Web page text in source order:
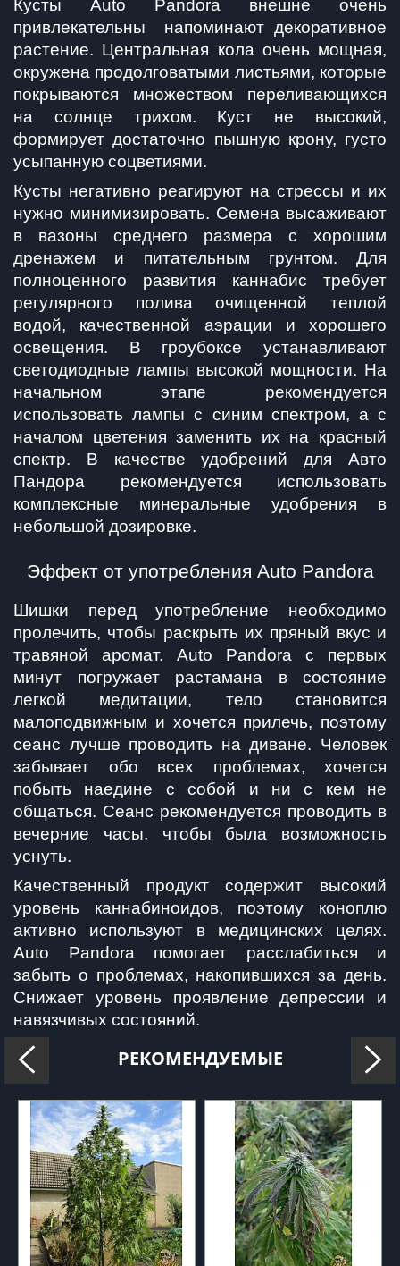
Кусты Auto Pandora внешне очень
привлекательны  напоминают декоративное
растение. Центральная кола очень мощная,
окружена продолговатыми листьями, которые
покрываются множеством переливающихся
на солнце трихом. Куст не высокий,
формирует достаточно пышную крону, густо
усыпанную соцветиями.
Кусты негативно реагируют на стрессы и их
нужно минимизировать. Семена высаживают
в вазоны среднего размера с хорошим
дренажем и питательным грунтом. Для
полноценного развития каннабис требует
регулярного полива очищенной теплой
водой, качественной аэрации и хорошего
освещения. В гроубоксе устанавливают
светодиодные лампы высокой мощности. На
начальном этапе рекомендуется
использовать лампы с синим спектром, а с
началом цветения заменить их на красный
спектр. В качестве удобрений для Авто
Пандора рекомендуется использовать
комплексные минеральные удобрения в
небольшой дозировке.
Эффект от употребления Auto Pandora
Шишки перед употребление необходимо
пролечить, чтобы раскрыть их пряный вкус и
травяной аромат. Auto Pandora с первых
минут погружает растамана в состояние
легкой медитации, тело становится
малоподвижным и хочется прилечь, поэтому
сеанс лучше проводить на диване. Человек
забывает обо всех проблемах, хочется
побыть наедине с собой и ни с кем не
общаться. Сеанс рекомендуется проводить в
вечерние часы, чтобы была возможность
уснуть.
Качественный продукт содержит высокий
уровень каннабиноидов, поэтому коноплю
активно используют в медицинских целях.
Auto Pandora помогает расслабиться и
забыть о проблемах, накопившихся за день.
Снижает уровень проявление депрессии и
навязчивых состояний.
РЕКОМЕНДУЕМЫЕ